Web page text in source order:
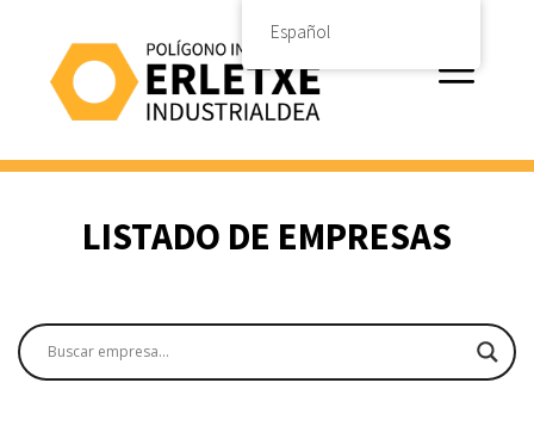
contenido
Menú
LISTADO DE EMPRESAS
Español